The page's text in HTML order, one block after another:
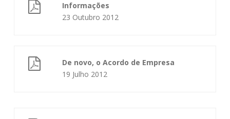
Informações
23 Outubro 2012
De novo, o Acordo de Empresa
19 Julho 2012